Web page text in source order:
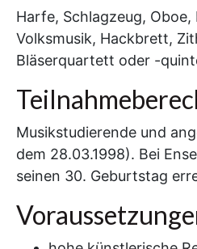
Harfe, Schlagzeug,
Volksmusik, Hackbrett,
Bläserquartett oder -
Musikstudierende und
dem 28.03.1998). Bei
seinen 30. Geburtstag